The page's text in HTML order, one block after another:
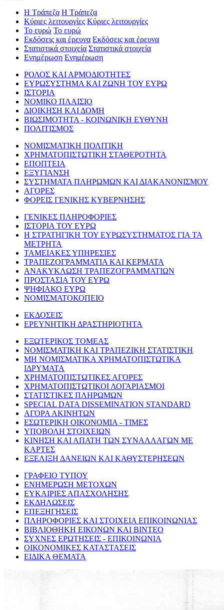
Η Τράπεζα Η Τράπεζα
Κύριες λειτουργίες Κύριες λειτουργίες
Το ευρώ Το ευρώ
Εκδόσεις και έρευνα Εκδόσεις και έρευνα
Στατιστικά στοιχεία Στατιστικά στοιχεία
Ενημέρωση Ενημέρωση
ΡΟΛΟΣ ΚΑΙ ΑΡΜΟΔΙΟΤΗΤΕΣ
ΕΥΡΩΣΥΣΤΗΜΑ ΚΑΙ ΖΩΝΗ ΤΟΥ ΕΥΡΩ
ΙΣΤΟΡΙΑ
ΝΟΜΙΚΟ ΠΛΑΙΣΙΟ
ΔΙΟΙΚΗΣΗ ΚΑΙ ΔΟΜΗ
ΒΙΩΣΙΜΟΤΗΤΑ - ΚΟΙΝΩΝΙΚΗ ΕΥΘΥΝΗ
ΠΟΛΙΤΙΣΜΟΣ
ΝΟΜΙΣΜΑΤΙΚΗ ΠΟΛΙΤΙΚΗ
ΧΡΗΜΑΤΟΠΙΣΤΩΤΙΚΗ ΣΤΑΘΕΡΟΤΗΤΑ
ΕΠΟΠΤΕΙΑ
ΕΞΥΓΙΑΝΣΗ
ΣΥΣΤΗΜΑΤΑ ΠΛΗΡΩΜΩΝ ΚΑΙ ΔΙΑΚΑΝΟΝΙΣΜΟΥ
ΑΓΟΡΕΣ
ΦΟΡΕΙΣ ΓΕΝΙΚΗΣ ΚΥΒΕΡΝΗΣΗΣ
ΓΕΝΙΚΕΣ ΠΛΗΡΟΦΟΡΙΕΣ
ΙΣΤΟΡΙΑ ΤΟΥ ΕΥΡΩ
Η ΣΤΡΑΤΗΓΙΚΗ ΤΟΥ ΕΥΡΩΣΥΣΤΗΜΑΤΟΣ ΓΙΑ ΤΑ
ΜΕΤΡΗΤΑ
ΤΑΜΕΙΑΚΕΣ ΥΠΗΡΕΣΙΕΣ
ΤΡΑΠΕΖΟΓΡΑΜΜΑΤΙΑ ΚΑΙ ΚΕΡΜΑΤΑ
ΑΝΑΚΥΚΛΩΣΗ ΤΡΑΠΕΖΟΓΡΑΜΜΑΤΙΩΝ
ΠΡΟΣΤΑΣΙΑ ΤΟΥ ΕΥΡΩ
ΨΗΦΙΑΚΟ ΕΥΡΩ
ΝΟΜΙΣΜΑΤΟΚΟΠΕΙΟ
ΕΚΔΟΣΕΙΣ
ΕΡΕΥΝΗΤΙΚΗ ΔΡΑΣΤΗΡΙΟΤΗΤΑ
ΕΞΩΤΕΡΙΚΟΣ ΤΟΜΕΑΣ
ΝΟΜΙΣΜΑΤΙΚΗ ΚΑΙ ΤΡΑΠΕΖΙΚΗ ΣΤΑΤΙΣΤΙΚΗ
ΜΗ ΝΟΜΙΣΜΑΤΙΚΑ ΧΡΗΜΑΤΟΠΙΣΤΩΤΙΚΑ
ΙΔΡΥΜΑΤΑ
ΧΡΗΜΑΤΟΠΙΣΤΩΤΙΚΕΣ ΑΓΟΡΕΣ
ΧΡΗΜΑΤΟΠΙΣΤΩΤΙΚΟΙ ΛΟΓΑΡΙΑΣΜΟΙ
ΣΤΑΤΙΣΤΙΚΕΣ ΠΛΗΡΩΜΩΝ
SPECIAL DATA DISSEMINATION STANDARD
ΑΓΟΡΑ ΑΚΙΝΗΤΩΝ
ΕΣΩΤΕΡΙΚΗ ΟΙΚΟΝΟΜΙΑ - ΤΙΜΕΣ
ΥΠΟΒΟΛΗ ΣΤΟΙΧΕΙΩΝ
ΚΙΝΗΣΗ ΚΑΙ ΑΠΑΤΗ ΤΩΝ ΣΥΝΑΛΛΑΓΩΝ ΜΕ
ΚΑΡΤΕΣ
ΕΞΕΛΙΞΗ ΔΑΝΕΙΩΝ ΚΑΙ ΚΑΘΥΣΤΕΡΗΣΕΩΝ
ΓΡΑΦΕΙΟ ΤΥΠΟΥ
ΕΝΗΜΕΡΩΣΗ ΜΕΤΟΧΩΝ
ΕΥΚΑΙΡΙΕΣ ΑΠΑΣΧΟΛΗΣΗΣ
ΕΚΔΗΛΩΣΕΙΣ
ΕΠΕΞΗΓΗΣΕΙΣ
ΠΛΗΡΟΦΟΡΙΕΣ ΚΑΙ ΣΤΟΙΧΕΙΑ ΕΠΙΚΟΙΝΩΝΙΑΣ
ΒΙΒΛΙΟΘΗΚΗ ΕΙΚΟΝΩΝ ΚΑΙ ΒΙΝΤΕΟ
ΣΥΧΝΕΣ ΕΡΩΤΗΣΕΙΣ - ΕΠΙΚΟΙΝΩΝΙΑ
ΟΙΚΟΝΟΜΙΚΕΣ ΚΑΤΑΣΤΑΣΕΙΣ
ΕΙΔΙΚΑ ΘΕΜΑΤΑ